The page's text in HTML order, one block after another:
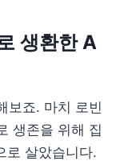
생환한 A
보죠. 마치 로빈
생존을 위해 집
로 살았습니다.